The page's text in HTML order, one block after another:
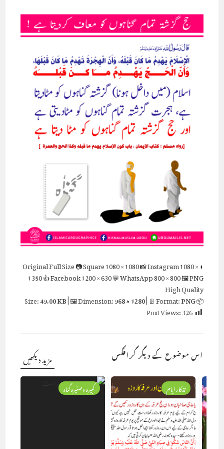
⬇ Original
Full Size📷 Square1080 × 1080📸 Instagram1080 ×
1350👍 Facebook1200 × 630💬 WhatsApp800 × 800🖼 PNG
High Quality
📦 Size:
49.00 KB| 🖼 Dimension:968 × 1280| 📄 Format:PNG
Post Views:326
اس موضوع کے دیگر گرافکس مزید دیکھیں
تذکار ایام کبیرہ وصغیرہ گناہ